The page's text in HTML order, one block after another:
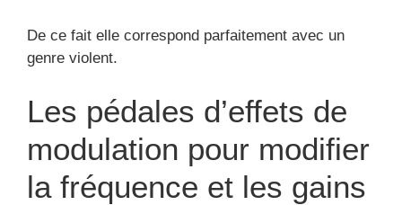
De ce fait elle correspond parfaitement avec un
genre violent.
Les pédales d’effets de
modulation pour modifier
la fréquence et les gains